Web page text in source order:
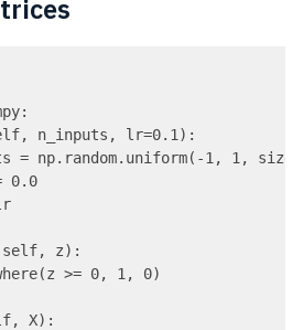
n_inputs, lr=0.1):
= np.random.uniform(-1, 1,
0.0
z):
>= 0, 1, 0)
X):